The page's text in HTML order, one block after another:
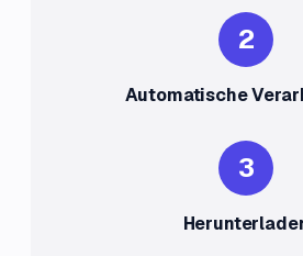
2
Automatische
3